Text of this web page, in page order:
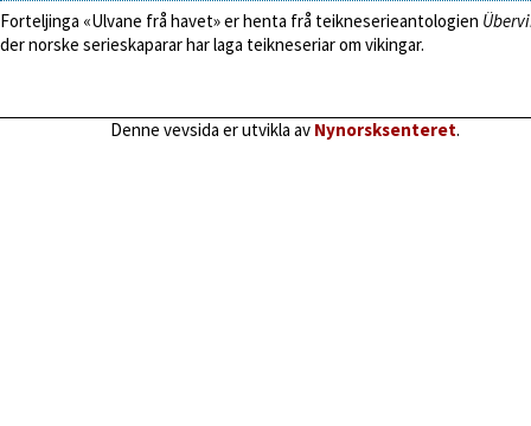
Forteljinga «Ulvane frå havet» er henta frå teikneserieantologien
der norske serieskaparar har laga teikneseriar om vikingar.
Denne vevsida er utvikla av Nynorsksenteret.